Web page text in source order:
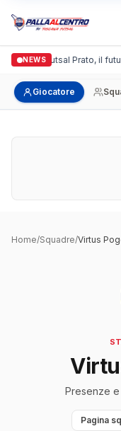
NEWSFutsal Prato, il
Giocatore
Home/Squadre/Virtus
Presenze
Pagina